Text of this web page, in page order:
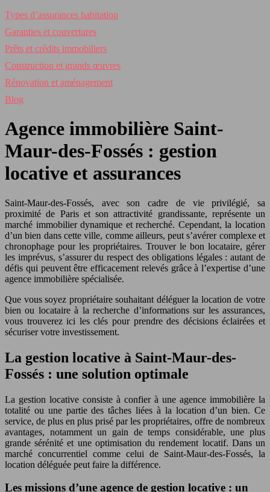
Types d’assurances habitation
Garanties et couvertures
Prêts et crédits immobiliers
Construction et grands œuvres
Rénovation et aménagement
Blog
Agence immobilière Saint-
Maur-des-Fossés : gestion
locative et assurances
Saint-Maur-des-Fossés, avec son cadre de vie privilégié, sa
proximité de Paris et son attractivité grandissante, représente un
marché immobilier dynamique et recherché. Cependant, la location
d’un bien dans cette ville, comme ailleurs, peut s’avérer complexe et
chronophage pour les propriétaires. Trouver le bon locataire, gérer
les imprévus, s’assurer du respect des obligations légales : autant de
défis qui peuvent être efficacement relevés grâce à l’expertise d’une
agence immobilière spécialisée.
Que vous soyez propriétaire souhaitant déléguer la location de votre
bien ou locataire à la recherche d’informations sur les assurances,
vous trouverez ici les clés pour prendre des décisions éclairées et
sécuriser votre investissement.
La gestion locative à Saint-Maur-des-
Fossés : une solution optimale
La gestion locative consiste à confier à une agence immobilière la
totalité ou une partie des tâches liées à la location d’un bien. Ce
service, de plus en plus prisé par les propriétaires, offre de nombreux
avantages, notamment un gain de temps considérable, une plus
grande sérénité et une optimisation du rendement locatif. Dans un
marché concurrentiel comme celui de Saint-Maur-des-Fossés, la
location déléguée peut faire la différence.
Les missions d’une agence de gestion locative : un